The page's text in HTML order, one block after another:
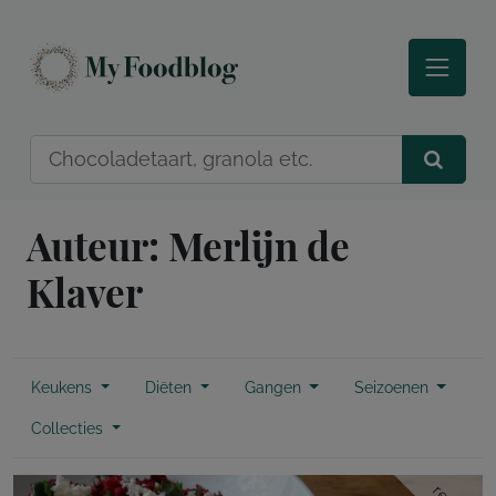
Auteur: Merlijn de
Klaver
Keukens Diëten Gangen Seizoenen
Collecties